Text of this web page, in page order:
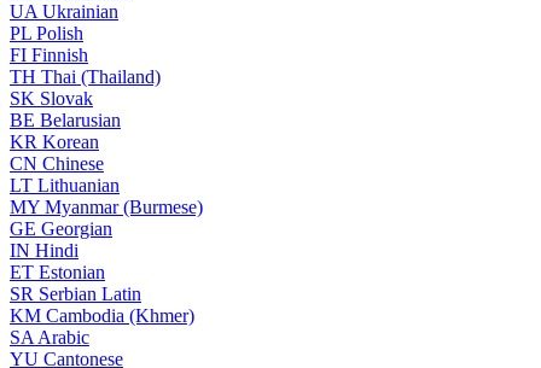
UA Ukrainian
PL Polish
FI Finnish
TH Thai (Thailand)
SK Slovak
BE Belarusian
KR Korean
CN Chinese
LT Lithuanian
MY Myanmar (Burmese)
GE Georgian
IN Hindi
ET Estonian
SR Serbian Latin
KM Cambodia (Khmer)
SA Arabic
YU Cantonese